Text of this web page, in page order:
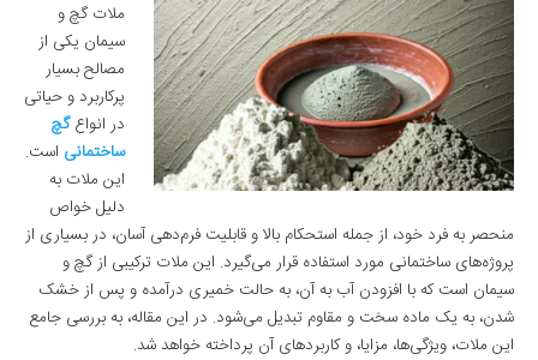
ملات گچ و
سیمان یکی از
مصالح بسیار
پرکاربرد و حیاتی
در انواعگچ
ساختمانی است.
این ملات به
دلیل خواص
منحصر به فرد خود، از جمله استحکام بالا و قابلیت فرم‌دهی آسان، در بسیاری از
پروژه‌های ساختمانی مورد استفاده قرار می‌گیرد. این ملات ترکیبی از گچ و
سیمان است که با افزودن آب به آن، به حالت خمیری درآمده و پس از خشک
شدن، به یک ماده سخت و مقاوم تبدیل می‌شود. در این مقاله، به بررسی جامع
این ملات، ویژگی‌ها، مزایا، و کاربردهای آن پرداخته خواهد شد.